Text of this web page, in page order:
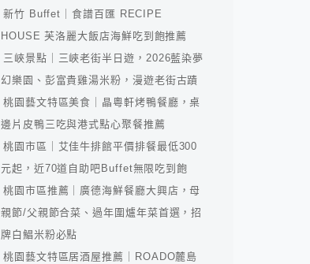
新竹 Buffet｜食譜百匯 RECIPE
HOUSE 芙洛麗大飯店海鮮吃到飽推薦
三峽景點｜三峽老街半日遊，2026藍染夢
幻樂園、彭富貴雞湯米粉，漫遊老街古蹟
桃園藝文特區美食｜晶粵軒烤鴨餐廳，桌
邊片皮鴨三吃與港式點心聚餐推薦
桃園市區｜艾佳牛排館平價排餐最低300
元起，近70道自助吧Buffet無限吃到飽
桃園市區推薦｜廣德海鮮餐廳大興店，母
親節/父親節合菜、過年圍爐年菜首選，招
牌白鯧米粉必點
桃園藝文特區居酒屋推薦｜ROADO麓島